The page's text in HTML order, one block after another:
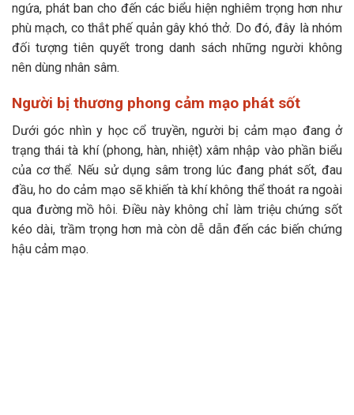
ngứa, phát ban cho đến các biểu hiện nghiêm trọng hơn như
phù mạch, co thắt phế quản gây khó thở. Do đó, đây là nhóm
đối tượng tiên quyết trong danh sách những người không
nên dùng nhân sâm.
Người bị thương phong cảm mạo phát sốt
Dưới góc nhìn y học cổ truyền, người bị cảm mạo đang ở
trạng thái tà khí (phong, hàn, nhiệt) xâm nhập vào phần biểu
của cơ thể. Nếu sử dụng sâm trong lúc đang phát sốt, đau
đầu, ho do cảm mạo sẽ khiến tà khí không thể thoát ra ngoài
qua đường mồ hôi. Điều này không chỉ làm triệu chứng sốt
kéo dài, trầm trọng hơn mà còn dễ dẫn đến các biến chứng
hậu cảm mạo.